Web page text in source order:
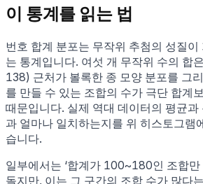
이 통계를 읽는 법
번호 합계 분포는 무작위 추첨의 성질
는 통계입니다. 여섯 개 무작위 수의 합
138) 근처가 볼록한 종 모양 분포를 그
를 만들 수 있는 조합의 수가 극단 합계
때문입니다. 실제 역대 데이터의 평균과
과 얼마나 일치하는지를 위 히스토그램
습니다.
일부에서는 ‘합계가 100~180인 조합만
돌지만, 이는 그 구간의 조합 수가 많다